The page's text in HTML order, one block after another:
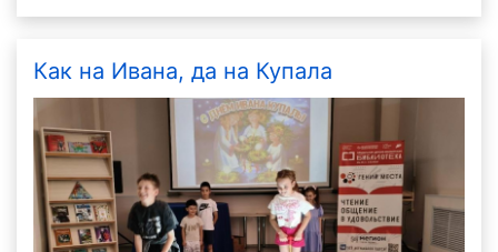
Как на Ивана, да на Купала